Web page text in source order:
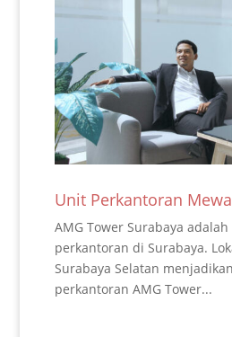
Unit Perkantoran
AMG Tower Surabaya
perkantoran di Surabaya.
Surabaya Selatan
perkantoran AMG Tower...